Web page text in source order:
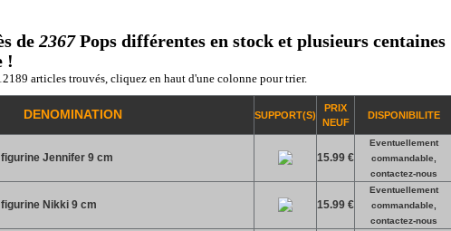
de 2367Pops différentes en stock et plusieurs centaines
!
articles trouvés, cliquez en haut d'une colonne pour trier.
DENOMINATION SUPPORT(S)
PRIX
NEUF
DISPONIBILITE
Jennifer 9 cm 15.99 €
Eventuellement
commandable,
contactez-nous
Nikki 9 cm 15.99 €
Eventuellement
commandable,
contactez-nous